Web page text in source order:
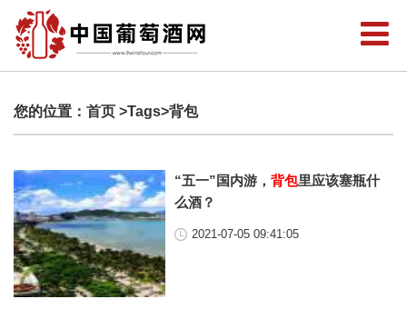
您的位置： 首页 >Tags>背包
“五一”国内游，背包里应该塞瓶什
么酒？
2021-07-05 09:41:05